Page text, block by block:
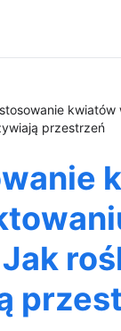
kwiatów
przestrzeń